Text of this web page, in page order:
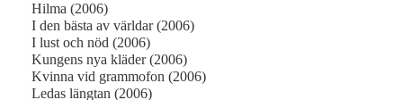
Hilma (2006)
I den bästa av världar (2006)
I lust och nöd (2006)
Kungens nya kläder (2006)
Kvinna vid grammofon (2006)
Ledas längtan (2006)